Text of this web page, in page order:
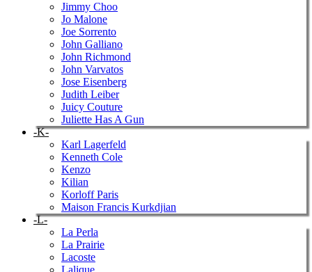
Jimmy Choo
Jo Malone
Joe Sorrento
John Galliano
John Richmond
John Varvatos
Jose Eisenberg
Judith Leiber
Juicy Couture
Juliette Has A Gun
-K-
Karl Lagerfeld
Kenneth Cole
Kenzo
Kilian
Korloff Paris
Maison Francis Kurkdjian
-L-
La Perla
La Prairie
Lacoste
Lalique